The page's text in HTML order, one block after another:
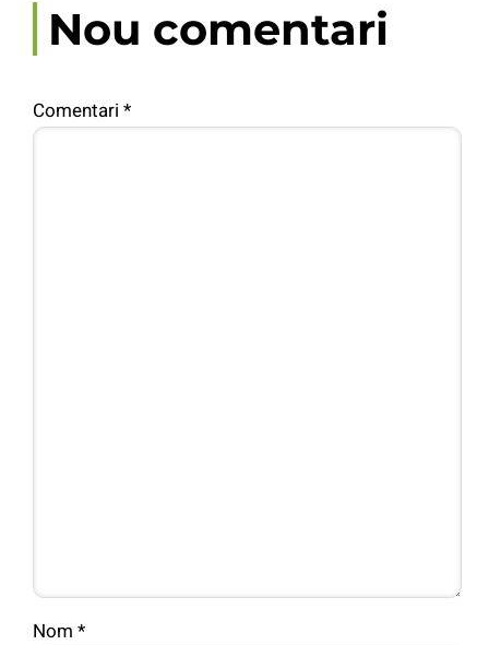
Nou comentari
Comentari *
Nom *